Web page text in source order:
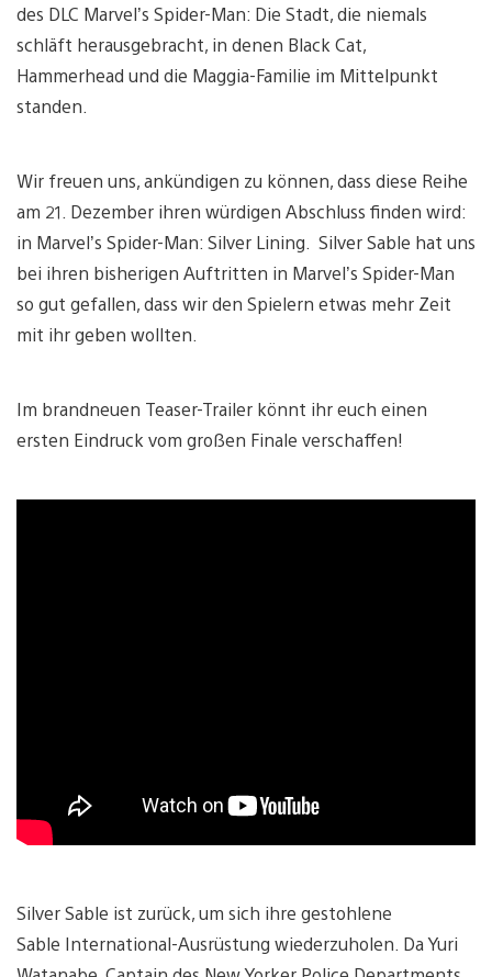
des DLC Marvel’s Spider-Man: Die Stadt, die niemals
schläft herausgebracht, in denen Black Cat,
Hammerhead und die Maggia-Familie im Mittelpunkt
standen.
Wir freuen uns, ankündigen zu können, dass diese Reihe
am 21. Dezember ihren würdigen Abschluss finden wird:
in Marvel’s Spider-Man: Silver Lining. Silver Sable hat uns
bei ihren bisherigen Auftritten in Marvel’s Spider-Man
so gut gefallen, dass wir den Spielern etwas mehr Zeit
mit ihr geben wollten.
Im brandneuen Teaser-Trailer könnt ihr euch einen
ersten Eindruck vom großen Finale verschaffen!
Silver Sable ist zurück, um sich ihre gestohlene
Sable International-Ausrüstung wiederzuholen. Da Yuri